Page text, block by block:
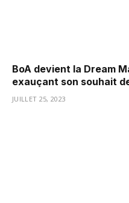
BoA devient la Dream
exauçant son souhait
JUILLET 25, 2023